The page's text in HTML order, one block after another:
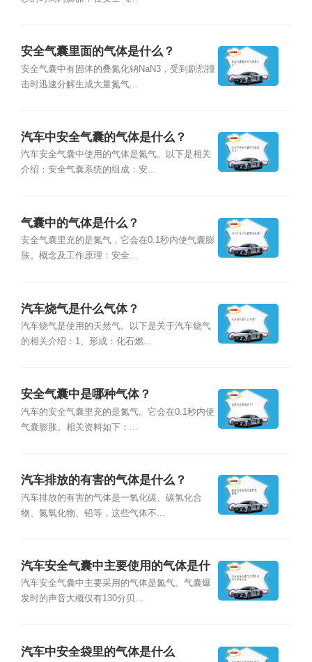
安全气囊里面的气体是什么？
安全气囊中有固体的叠氮化钠NaN3，受到剧烈撞
击时迅速分解生成大量氮气...
汽车中安全气囊的气体是什么？
汽车安全气囊中使用的气体是氮气。以下是相关
介绍：安全气囊系统的组成：安...
气囊中的气体是什么？
安全气囊里充的是氮气，它会在0.1秒内使气囊膨
胀。概念及工作原理：安全...
汽车烧气是什么气体？
汽车烧气是使用的天然气。以下是关于汽车烧气
的相关介绍：1、形成：化石燃...
安全气囊中是哪种气体？
汽车的安全气囊里充的是氮气。它会在0.1秒内使
气囊膨胀。相关资料如下：...
汽车排放的有害的气体是什么？
汽车排放的有害的气体是一氧化碳、碳氢化合
物、氮氧化物、铅等，这些气体不...
汽车安全气囊中主要使用的气体是什
么
汽车安全气囊中主要采用的气体是氮气。气囊爆
发时的声音大概仅有130分贝...
汽车中安全袋里的气体是什么